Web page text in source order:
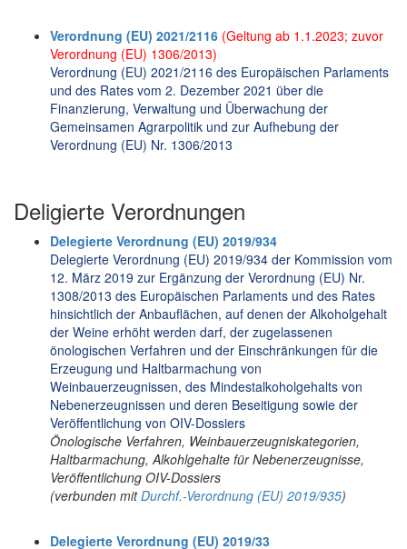
Verordnung (EU) 2021/2116 (Geltung ab 1.1.2023; zuvor
Verordnung (EU) 1306/2013)
Verordnung (EU) 2021/2116 des Europäischen Parlaments
und des Rates vom 2. Dezember 2021 über die
Finanzierung, Verwaltung und Überwachung der
Gemeinsamen Agrarpolitik und zur Aufhebung der
Verordnung (EU) Nr. 1306/2013
Deligierte Verordnungen
Delegierte Verordnung (EU) 2019/934
Delegierte Verordnung (EU) 2019/934 der Kommission vom
12. März 2019 zur Ergänzung der Verordnung (EU) Nr.
1308/2013 des Europäischen Parlaments und des Rates
hinsichtlich der Anbauflächen, auf denen der Alkoholgehalt
der Weine erhöht werden darf, der zugelassenen
önologischen Verfahren und der Einschränkungen für die
Erzeugung und Haltbarmachung von
Weinbauerzeugnissen, des Mindestalkoholgehalts von
Nebenerzeugnissen und deren Beseitigung sowie der
Veröffentlichung von OIV-Dossiers
Önologische Verfahren, Weinbauerzeugniskategorien,
Haltbarmachung, Alkohlgehalte für Nebenerzeugnisse,
Veröffentlichung OIV-Dossiers
(verbunden mitDurchf.-Verordnung (EU) 2019/935)
Delegierte Verordnung (EU) 2019/33